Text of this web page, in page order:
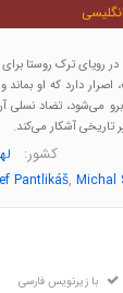
کمونیستی سال 1980، مارا در
دارد که او بماند
می‌شود، تضاد نسلی
تاریخی آشکار می‌کند.
کشور:
Pantlikáš, Michal
با زیرنویس فارسی